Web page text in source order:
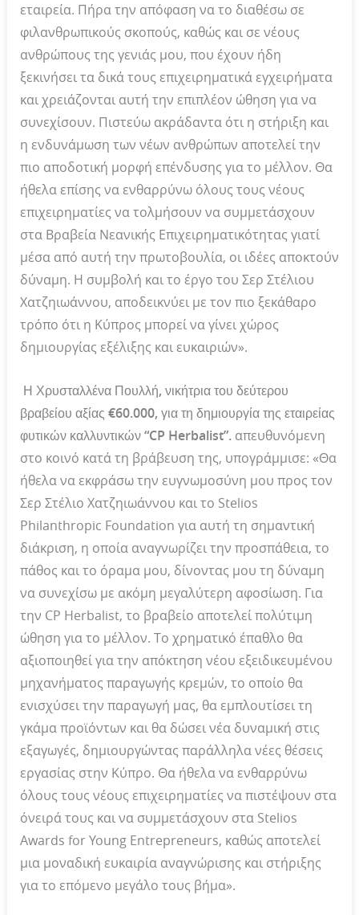
εταιρεία. Πήρα την απόφαση να το διαθέσω σε
φιλανθρωπικούς σκοπούς, καθώς και σε νέους
ανθρώπους της γενιάς μου, που έχουν ήδη
ξεκινήσει τα δικά τους επιχειρηματικά εγχειρήματα
και χρειάζονται αυτή την επιπλέον ώθηση για να
συνεχίσουν. Πιστεύω ακράδαντα ότι η στήριξη και
η ενδυνάμωση των νέων ανθρώπων αποτελεί την
πιο αποδοτική μορφή επένδυσης για το μέλλον. Θα
ήθελα επίσης να ενθαρρύνω όλους τους νέους
επιχειρηματίες να τολμήσουν να συμμετάσχουν
στα Βραβεία Νεανικής Επιχειρηματικότητας γιατί
μέσα από αυτή την πρωτοβουλία, οι ιδέες αποκτούν
δύναμη. Η συμβολή και το έργο του Σερ Στέλιου
Χατζηιωάννου, αποδεικνύει με τον πιο ξεκάθαρο
τρόπο ότι η Κύπρος μπορεί να γίνει χώρος
δημιουργίας εξέλιξης και ευκαιριών».
Η Χρυσταλλένα Πουλλή, νικήτρια του δεύτερου
βραβείου αξίας €60.000, για τη δημιουργία της εταιρείας
φυτικών καλλυντικών “CP Herbalist”. απευθυνόμενη
στο κοινό κατά τη βράβευση της, υπογράμμισε: «Θα
ήθελα να εκφράσω την ευγνωμοσύνη μου προς τον
Σερ Στέλιο Χατζηιωάννου και το Stelios
Philanthropic Foundation για αυτή τη σημαντική
διάκριση, η οποία αναγνωρίζει την προσπάθεια, το
πάθος και το όραμα μου, δίνοντας μου τη δύναμη
να συνεχίσω με ακόμη μεγαλύτερη αφοσίωση. Για
την CP Herbalist, το βραβείο αποτελεί πολύτιμη
ώθηση για το μέλλον. Το χρηματικό έπαθλο θα
αξιοποιηθεί για την απόκτηση νέου εξειδικευμένου
μηχανήματος παραγωγής κρεμών, το οποίο θα
ενισχύσει την παραγωγή μας, θα εμπλουτίσει τη
γκάμα προϊόντων και θα δώσει νέα δυναμική στις
εξαγωγές, δημιουργώντας παράλληλα νέες θέσεις
εργασίας στην Κύπρο. Θα ήθελα να ενθαρρύνω
όλους τους νέους επιχειρηματίες να πιστέψουν στα
όνειρά τους και να συμμετάσχουν στα Stelios
Awards for Young Entrepreneurs, καθώς αποτελεί
μια μοναδική ευκαιρία αναγνώρισης και στήριξης
για το επόμενο μεγάλο τους βήμα».